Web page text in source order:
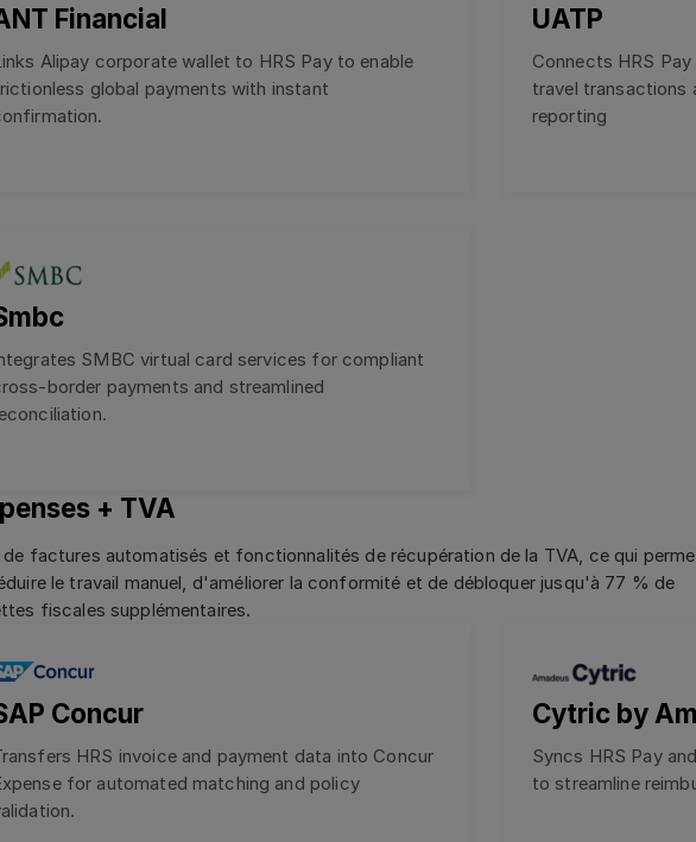
Financial
Alipay corporate wallet to HRS Pay to enable
global payments with instant
UATP
Connects HRS
travel transactions
reporting
SMBC virtual card services for compliant
border payments and streamlined
+ TVA
de factures automatisés et fonctionnalités de récupération de la TVA, ce qui
le travail manuel, d'améliorer la conformité et de débloquer jusqu'à 77 % de
fiscales supplémentaires.
Concur
HRS invoice and payment data into Concur
for automated matching and policy
Cytric by
Syncs HRS Pay
to streamline